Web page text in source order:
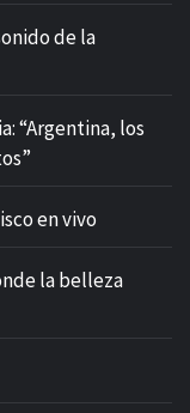
de la
“Argentina, los
en vivo
la belleza